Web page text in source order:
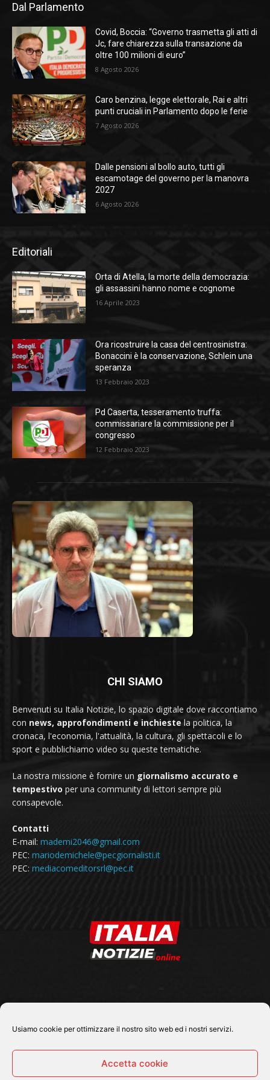
Usiamo cookie per ottimizzare il nostro sito web ed i nostri servizi.
Accetta cookie
Dal Parlamento
Covid, Boccia: “Governo trasmetta gli atti di
Jc, fare chiarezza sulla transazione da
oltre 100 milioni di euro”
8 Agosto 2026
Caro benzina, legge elettorale, Rai e altri
punti cruciali in Parlamento dopo le ferie
7 Agosto 2026
Dalle pensioni al bollo auto, tutti gli
escamotage del governo per la manovra
2027
6 Agosto 2026
Editoriali
Orta di Atella, la morte della democrazia:
gli assassini hanno nome e cognome
16 Aprile 2023
Ora ricostruire la casa del centrosinistra:
Bonaccini è la conservazione, Schlein una
speranza
13 Febbraio 2023
Pd Caserta, tesseramento truffa:
commissariare la commissione per il
congresso
12 Febbraio 2023
CHI SIAMO
Benvenuti su Italia Notizie, lo spazio digitale dove raccontiamo
con news, approfondimenti e inchieste la politica, la
cronaca, l'economia, l'attualità, la cultura, gli spettacoli e lo
sport e pubblichiamo video su queste tematiche.
La nostra missione è fornire un giornalismo accurato e
tempestivo per una community di lettori sempre più
consapevole.
Contatti
E-mail: mademi2046@gmail.com
PEC: mariodemichele@pecgiornalisti.it
PEC: mediacomeditorsrl@pec.it